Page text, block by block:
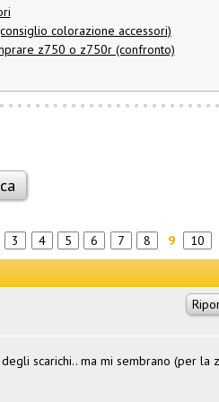
colorazione accessori)
z750 o z750r (confronto)
3
4 5 6 7 8 9 10
scarichi.. ma mi sembrano (per la